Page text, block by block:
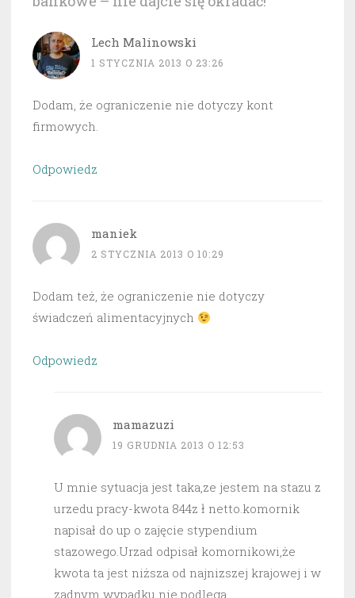
Lech Malinowski
1 STYCZNIA 2013 O 23:26
Dodam, że ograniczenie nie dotyczy kont
firmowych.
Odpowiedz
maniek
2 STYCZNIA 2013 O 10:29
Dodam też, że ograniczenie nie dotyczy
świadczeń alimentacyjnych
Odpowiedz
mamazuzi
19 GRUDNIA 2013 O 12:53
U mnie sytuacja jest taka,ze jestem na stazu z
urzedu pracy-kwota 844z ł netto.komornik
napisał do up o zajęcie stypendium
stazowego.Urzad odpisał komornikowi,że
kwota ta jest niższa od najnizszej krajowej i w
zadnym wypadku nie podlega